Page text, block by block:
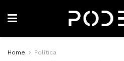
Home Política